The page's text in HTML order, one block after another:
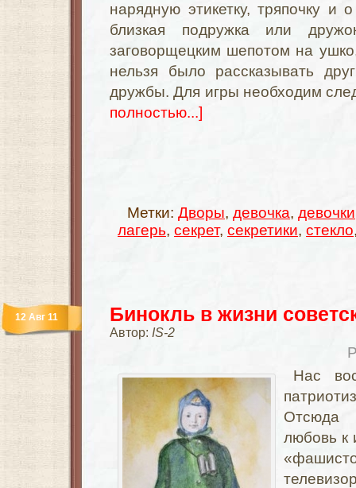
нарядную этикетку, тряпочку и
близкая подружка или
заговорщецким шепотом на
нельзя было рассказывать
дружбы. Для игры необходим
полностью...]
Метки: Дворы, девочка, девочки
лагерь, секрет, секретики, стекло
Бинокль в жизни
Автор: IS-2
12 Авг 11
Нас
любовь к